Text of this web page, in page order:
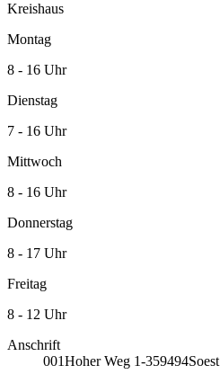
Kreishaus
Montag
8 - 16 Uhr
Dienstag
7 - 16 Uhr
Mittwoch
8 - 16 Uhr
Donnerstag
8 - 17 Uhr
Freitag
8 - 12 Uhr
Anschrift
001Hoher Weg 1-359494Soest